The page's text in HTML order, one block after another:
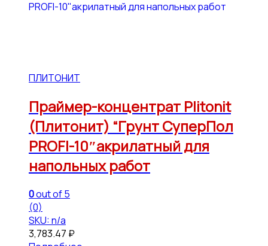
ПЛИТОНИТ
Праймер-концентрат Plitonit
(Плитонит) “Грунт СуперПол
PROFI-10″акрилатный для
напольных работ
0out of 5
(0)
SKU: n/a
3,783.47 ₽